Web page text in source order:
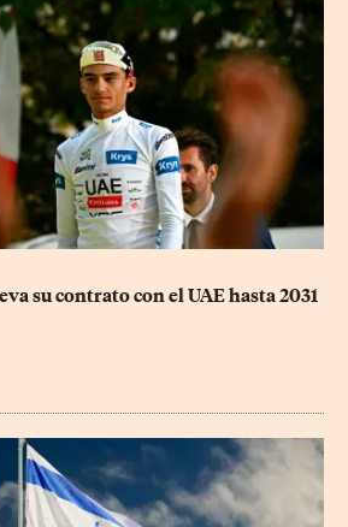
su contrato con el UAE hasta 2031